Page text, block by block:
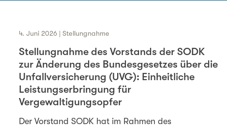
4. Juni 2026 | Stellungnahme
Stellungnahme des Vorstands der SODK
zur Änderung des Bundesgesetzes über die
Unfallversicherung (UVG): Einheitliche
Leistungserbringung für
Vergewaltigungsopfer
Der Vorstand SODK hat im Rahmen des